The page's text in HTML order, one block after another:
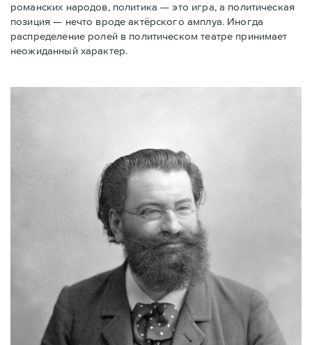
романских народов, политика — это игра, а политическая
позиция — нечто вроде актёрского амплуа. Иногда
распределение ролей в политическом театре принимает
неожиданный характер.